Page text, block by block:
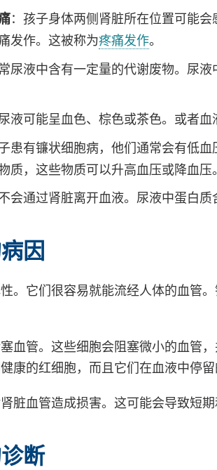
：孩子身体两侧肾脏所在位置可能
发作。这被称为疼痛发作。
尿液中含有一定量的代谢废物。尿
液可能呈血色、棕色或茶色。或者血
患有镰状细胞病，他们通常会有低
质，这些物质可以升高血压或降血压
会通过肾脏离开血液。尿液中蛋白质
因
。它们很容易就能流经人体的血管
血管。这些细胞会阻塞微小的血管
康的红细胞，而且它们在血液中停
脏血管造成损害。这可能会导致短期
断